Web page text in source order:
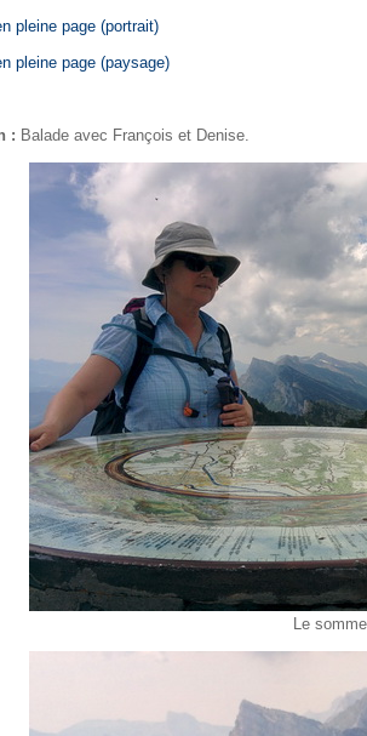
pleine page (portrait)
pleine page (paysage)
: Balade avec François et Denise.
Le